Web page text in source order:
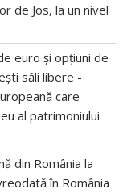
de Jos, la un nivel
euro și opțiuni de
săli libere -
care
al patrimoniului
din România la
în România